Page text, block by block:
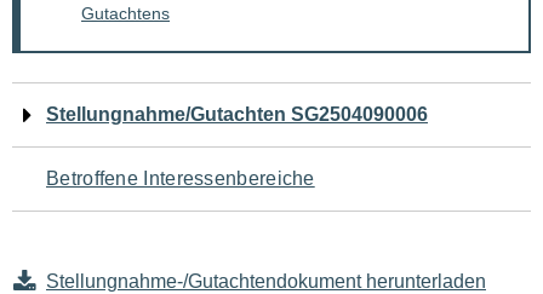
Gutachtens
Navigation
für
den
Seiteninhalt
Stellungnahme/Gutachten SG2504090006
Betroffene Interessenbereiche
Stellungnahme-/Gutachtendokument herunterladen